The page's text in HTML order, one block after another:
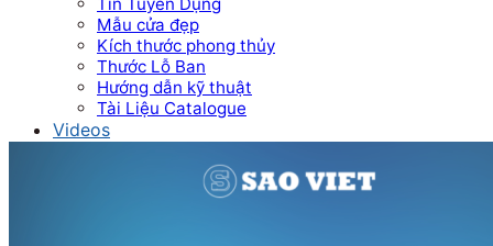
Mẫu cửa đẹp
Kích thước phong thủy
Thước Lỗ Ban
Hướng dẫn kỹ thuật
Tài Liệu Catalogue
Videos
Công trình dân dụng
Công trình biệt thự